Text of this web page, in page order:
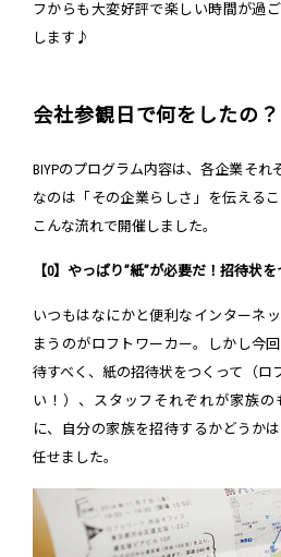
フからも大変好評で楽しい時間が過
します♪
会社参観日で何をしたの？
BIYPのプログラム内容は、各企業それ
なのは「その企業らしさ」を伝える
こんな流れで開催しました。
【0】やっぱり”紙”が必要だ！招待状を
いつもはなにかと便利なインターネ
まうのがロフトワーカー。しかし今
待すべく、紙の招待状をつくって（ロ
い！）、スタッフそれぞれが家族
に、自分の家族を招待するかどうか
任せました。